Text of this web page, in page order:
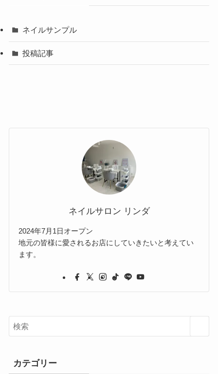
ネイルサンプル
投稿記事
ネイルサロン リンダ
2024年7月1日オープン
地元の皆様に愛されるお店にしていきたいと考えてい
ます。
カテゴリー